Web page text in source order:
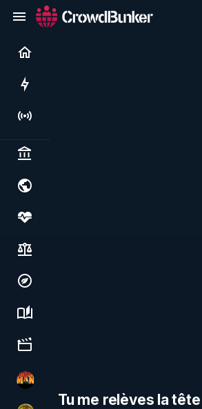
Live
Politics & institutions
Society, justice & freedoms
Economy, environment & technology
Science, history & spirituality
Culture, media & entertainment
OHM ÉGA MAN
Tu me relèves la